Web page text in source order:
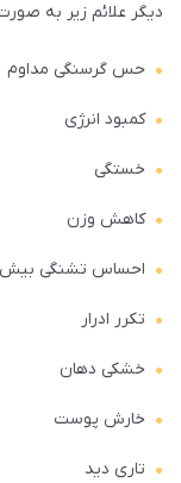
دیگر علائم زیر به
حس گرسنگی مداوم
کمبود انرژی
خستگی
کاهش وزن
احساس تشنگی بیش
تکرر ادرار
خشکی دهان
خارش پوست
تاری دید